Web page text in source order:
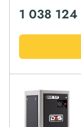
1 038 124